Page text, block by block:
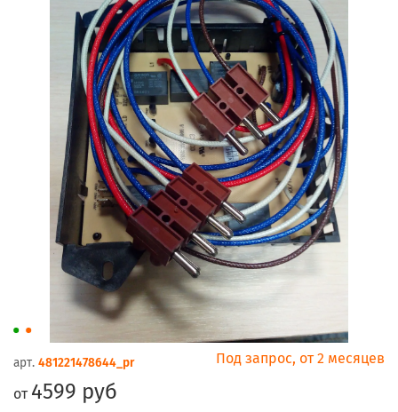
арт. 481221478644_pr Под запрос, от 2 месяцев
от 4599 руб